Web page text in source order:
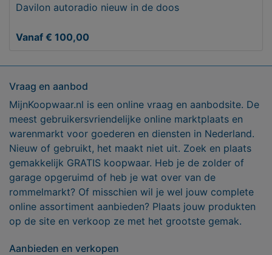
Davilon autoradio nieuw in de doos
Vanaf € 100,00
Vraag en aanbod
MijnKoopwaar.nl is een online vraag en aanbodsite. De
meest gebruikersvriendelijke online marktplaats en
warenmarkt voor goederen en diensten in Nederland.
Nieuw of gebruikt, het maakt niet uit. Zoek en plaats
gemakkelijk GRATIS koopwaar. Heb je de zolder of
garage opgeruimd of heb je wat over van de
rommelmarkt? Of misschien wil je wel jouw complete
online assortiment aanbieden? Plaats jouw produkten
op de site en verkoop ze met het grootste gemak.
Aanbieden en verkopen